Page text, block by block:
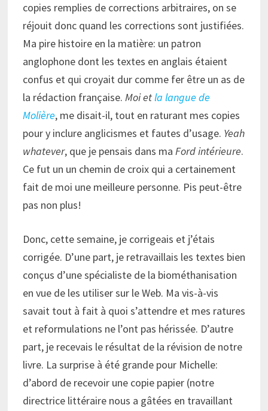
copies remplies de corrections arbitraires, on se
réjouit donc quand les corrections sont justifiées.
Ma pire histoire en la matière: un patron
anglophone dont les textes en anglais étaient
confus et qui croyait dur comme fer être un as de
la rédaction française. Moi etla langue de
Molière, me disait-il, tout en raturant mes copies
pour y inclure anglicismes et fautes d’usage. Yeah
whatever, que je pensais dans ma Ford intérieure.
Ce fut un un chemin de croix qui a certainement
fait de moi une meilleure personne. Pis peut-être
pas non plus!
Donc, cette semaine, je corrigeais et j’étais
corrigée. D’une part, je retravaillais les textes bien
conçus d’une spécialiste de la biométhanisation
en vue de les utiliser sur le Web. Ma vis-à-vis
savait tout à fait à quoi s’attendre et mes ratures
et reformulations ne l’ont pas hérissée. D’autre
part, je recevais le résultat de la révision de notre
livre. La surprise à été grande pour Michelle:
d’abord de recevoir une copie papier (notre
directrice littéraire nous a gâtées en travaillant